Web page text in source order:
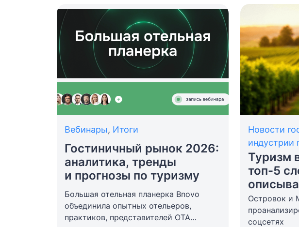
превышает 50%.
Вебинары, Итоги
Гостиничный рынок 2026:
аналитика, тренды
и прогнозы по туризму
Большая отельная планерка Bnovo
объединила опытных отельеров,
практиков, представителей OTA
Новости
индустрии
Туризм
топ-5
Островок и
соцсетях